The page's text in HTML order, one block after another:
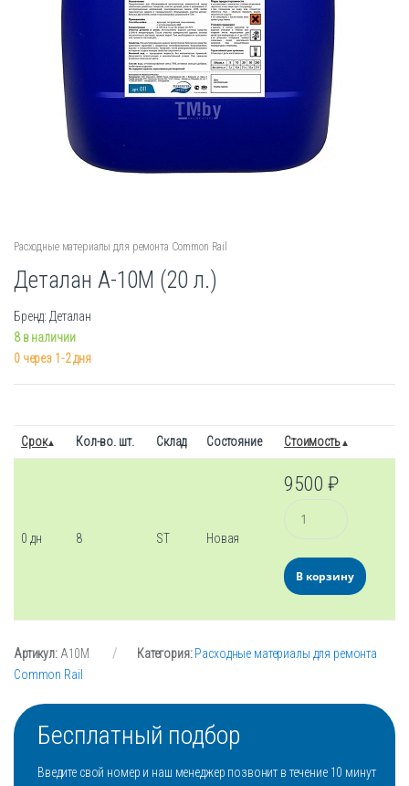
Расходные материалы для ремонта Common Rail
Деталан А-10М (20 л.)
Бренд: Деталан
8 в наличии
0 через 1-2 дня
Срок Кол-во. шт. Склад Состояние Стоимость
0 дн 8 ST Новая
9500₽
Количество
В корзину
Артикул: А10М Категория:Расходные материалы для ремонта
Common Rail
Бесплатный подбор
Введите свой номер и наш менеджер позвонит в течение 10 минут